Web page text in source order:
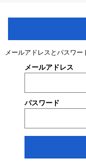
メールアドレスとパスワー
メールアドレス
パスワード